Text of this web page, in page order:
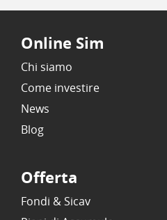
Online Sim
Chi siamo
Come investire
News
Blog
Offerta
Fondi & Sicav